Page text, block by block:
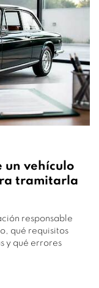
un vehículo
tramitarla
responsable
qué requisitos
y qué errores